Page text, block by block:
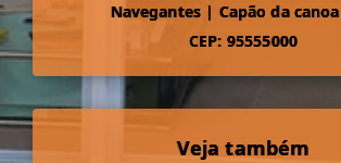
Navegantes | Capão da canoa
CEP: 95555000
Veja também